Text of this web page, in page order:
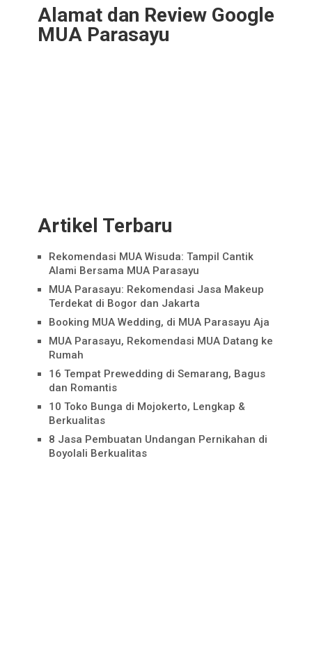
Alamat dan Review Google
MUA Parasayu
Artikel Terbaru
Rekomendasi MUA Wisuda: Tampil Cantik
Alami Bersama MUA Parasayu
MUA Parasayu: Rekomendasi Jasa Makeup
Terdekat di Bogor dan Jakarta
Booking MUA Wedding, di MUA Parasayu Aja
MUA Parasayu, Rekomendasi MUA Datang ke
Rumah
16 Tempat Prewedding di Semarang, Bagus
dan Romantis
10 Toko Bunga di Mojokerto, Lengkap &
Berkualitas
8 Jasa Pembuatan Undangan Pernikahan di
Boyolali Berkualitas